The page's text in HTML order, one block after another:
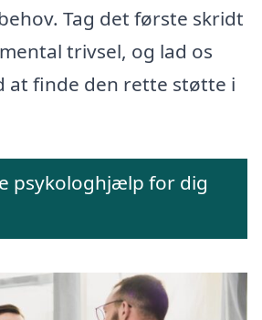
Tag det første skridt
trivsel, og lad os
at finde den rette støtte i
psykologhjælp for dig